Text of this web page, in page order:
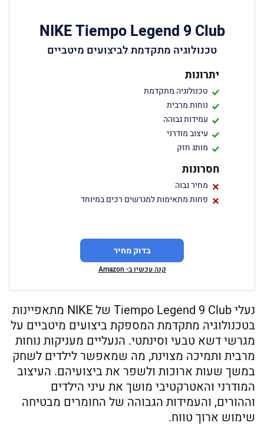
NIKE Tiempo Legend 9 Club
טכנולוגיה מתקדמת לביצועים מיטביים
יתרונות
טכנולוגיה מתקדמת
נוחות מרבית
עמידות גבוהה
עיצוב מודרני
מותג חזק
חסרונות
מחיר גבוה
פחות מתאימות למגרשים רכים במיוחד
בדוק מחיר
קנה עכשיו ב- Amazon
נעלי Tiempo Legend 9 Club של NIKE מתאפיינות
בטכנולוגיה מתקדמת המספקת ביצועים מיטביים על
מגרשי דשא טבעי וסינתטי. הנעליים מעניקות נוחות
מרבית ותמיכה מצוינת, מה שמאפשר לילדים לשחק
במשך שעות ארוכות ולשפר את ביצועיהם. העיצוב
המודרני והאטרקטיבי מושך את עיני הילדים
וההורים, והעמידות הגבוהה של החומרים מבטיחה
שימוש ארוך טווח.